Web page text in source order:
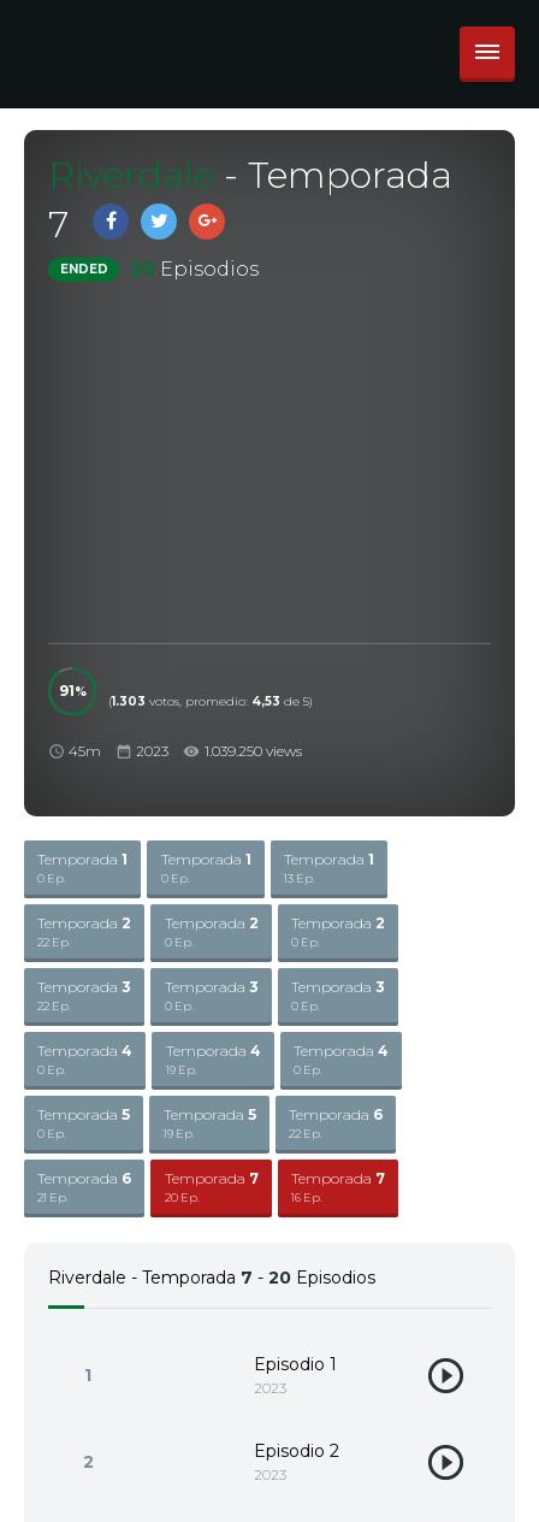
Riverdale - Temporada
7
ENDED 20Episodios
91
(1.303 votos, promedio: 4,53 de 5)
45m 2023 1.039.250 views
Temporada1
0 Ep.
Temporada 1
0 Ep.
Temporada 1
13 Ep.
Temporada 2
22 Ep.
Temporada 2
0 Ep.
Temporada 2
0 Ep.
Temporada 3
22 Ep.
Temporada 3
0 Ep.
Temporada 3
0 Ep.
Temporada4
0 Ep.
Temporada 4
19 Ep.
Temporada 4
0 Ep.
Temporada5
0 Ep.
Temporada 5
19 Ep.
Temporada 6
22 Ep.
Temporada 6
21 Ep.
Temporada 7
20 Ep.
Temporada 7
16 Ep.
Riverdale - Temporada 7 - 20 Episodios
1 Episodio 1
2023
2 Episodio 2
2023